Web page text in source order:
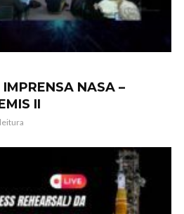
NASA –
II